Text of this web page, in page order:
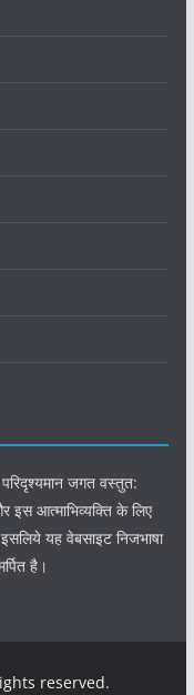
जगत वस्तुत:
इस आत्माभिव्यक्ति के लिए
यह वेबसाइट निजभाषा
है।
reserved.